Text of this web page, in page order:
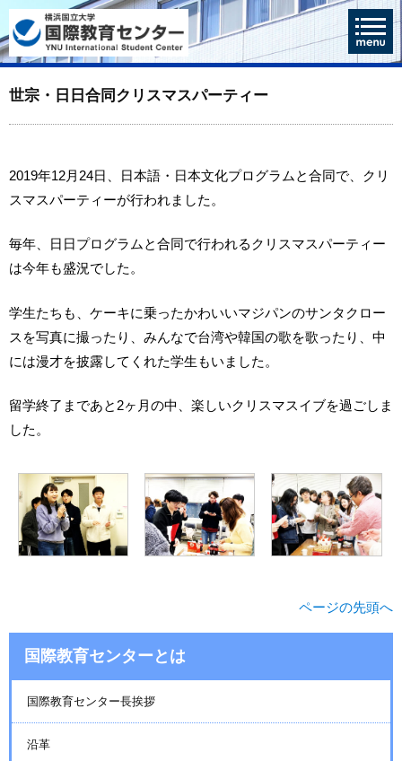
世宗・日日合同クリスマスパーティー
2019年12月24日、日本語・日本文化プログラムと合同で、クリ
スマスパーティーが行われました。
毎年、日日プログラムと合同で行われるクリスマスパーティー
は今年も盛況でした。
学生たちも、ケーキに乗ったかわいいマジパンのサンタクロー
スを写真に撮ったり、みんなで台湾や韓国の歌を歌ったり、中
には漫才を披露してくれた学生もいました。
留学終了まであと2ヶ月の中、楽しいクリスマスイブを過ごしま
した。
ページの先頭へ
国際教育センターとは
国際教育センター長挨拶
沿革